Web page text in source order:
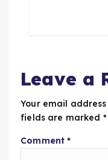
Leave a
Your email
fields are marked *
Comment*